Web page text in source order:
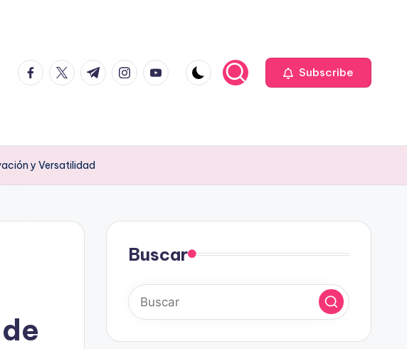
facebook.com
twitter.com
t.me instagram.com
youtube.com Subscribe
y Versatilidad
Buscar